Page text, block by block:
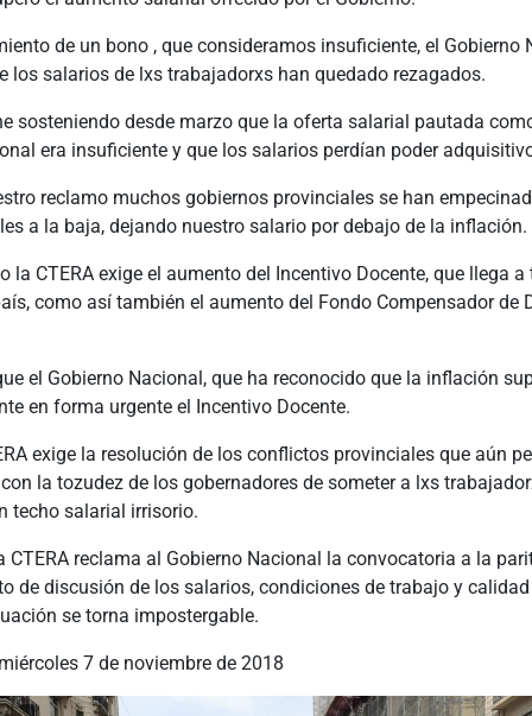
de un bono , que consideramos insuficiente, el Gobierno
los salarios de lxs trabajadorxs han quedado rezagados.
sosteniendo desde marzo que la oferta salarial pautada
era insuficiente y que los salarios perdían poder
reclamo muchos gobiernos provinciales se han
a la baja, dejando nuestro salario por debajo de la inflación.
la CTERA exige el aumento del Incentivo Docente, que llega
como así también el aumento del Fondo Compensador de
el Gobierno Nacional, que ha reconocido que la inflación
en forma urgente el Incentivo Docente.
exige la resolución de los conflictos provinciales que aún
la tozudez de los gobernadores de someter a lxs
techo salarial irrisorio.
CTERA reclama al Gobierno Nacional la convocatoria a la
de discusión de los salarios, condiciones de trabajo y
se torna impostergable.
7 de noviembre de 2018